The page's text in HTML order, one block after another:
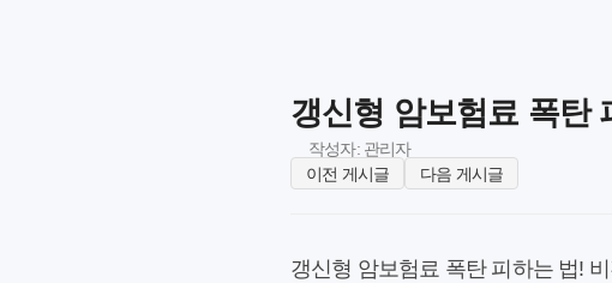
갱신형 암보험료 폭탄
작성자: 관리자
이전 게시글
다음 게시글
갱신형 암보험료 폭탄 피하는 법!